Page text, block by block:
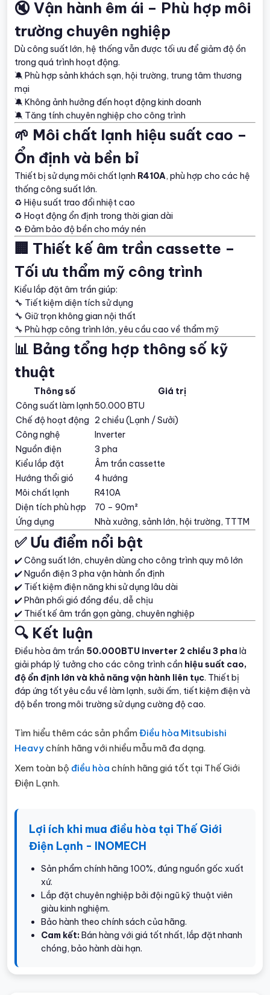
🔇 Vận hành êm ái – Phù hợp môi
trường chuyên nghiệp
Dù công suất lớn, hệ thống vẫn được tối ưu để giảm độ ồn
trong quá trình hoạt động.
🔕 Phù hợp sảnh khách sạn, hội trường, trung tâm thương
mại
🔕 Không ảnh hưởng đến hoạt động kinh doanh
🔕 Tăng tính chuyên nghiệp cho công trình
🌱 Môi chất lạnh hiệu suất cao –
Ổn định và bền bỉ
Thiết bị sử dụng môi chất lạnh R410A, phù hợp cho các hệ
thống công suất lớn.
♻️ Hiệu suất trao đổi nhiệt cao
♻️ Hoạt động ổn định trong thời gian dài
♻️ Đảm bảo độ bền cho máy nén
🏢 Thiết kế âm trần cassette –
Tối ưu thẩm mỹ công trình
Kiểu lắp đặt âm trần giúp:
🔧 Tiết kiệm diện tích sử dụng
🔧 Giữ trọn không gian nội thất
🔧 Phù hợp công trình lớn, yêu cầu cao về thẩm mỹ
📊 Bảng tổng hợp thông số kỹ
thuật
Thông số
Giá trị
Công suất làm lạnh50.000 BTU
Chế độ hoạt động
2 chiều (Lạnh / Sưởi)
Công nghệ
Inverter
Nguồn điện
3 pha
Kiểu lắp đặt
Âm trần cassette
Hướng thổi gió
4 hướng
Môi chất lạnh
R410A
Diện tích phù hợp
70 – 90m²
Ứng dụng
Nhà xưởng, sảnh lớn, hội trường, TTTM
✅ Ưu điểm nổi bật
✔️ Công suất lớn, chuyên dùng cho công trình quy mô lớn
✔️ Nguồn điện 3 pha vận hành ổn định
✔️ Tiết kiệm điện năng khi sử dụng lâu dài
✔️ Phân phối gió đồng đều, dễ chịu
✔️ Thiết kế âm trần gọn gàng, chuyên nghiệp
🔍 Kết luận
Điều hòa âm trần 50.000BTU inverter 2 chiều 3 pha là
giải pháp lý tưởng cho các công trình cần hiệu suất cao,
độ ổn định lớn và khả năng vận hành liên tục. Thiết bị
đáp ứng tốt yêu cầu về làm lạnh, sưởi ấm, tiết kiệm điện và
độ bền trong môi trường sử dụng cường độ cao.
Tìm hiểu thêm các sản phẩmĐiều hòa Mitsubishi
Heavychính hãng với nhiều mẫu mã đa dạng.
Xem toàn bộ điều hòa chính hãng giá tốt tại Thế Giới
Điện Lạnh.
Lợi ích khi mua điều hòa tại Thế Giới
Điện Lạnh - INOMECH
Sản phẩm chính hãng 100%, đúng nguồn gốc xuất
xứ.
Lắp đặt chuyên nghiệp bởi đội ngũ kỹ thuật viên
giàu kinh nghiệm.
Bảo hành theo chính sách của hãng.
Cam kết:Bán hàng với giá tốt nhất, lắp đặt nhanh
chóng, bảo hành dài hạn.